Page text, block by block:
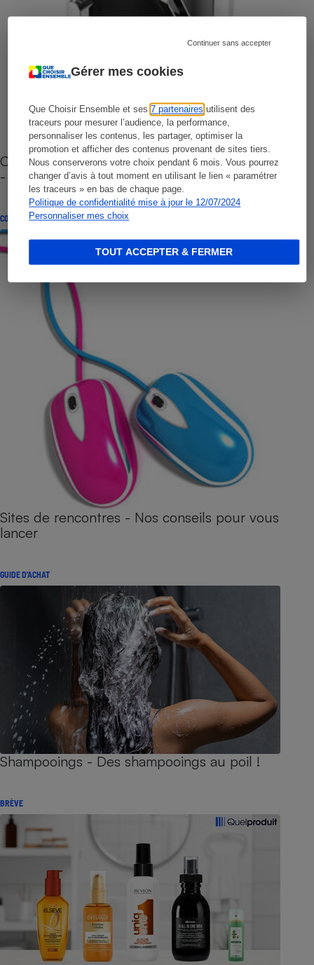
Gérer mes cookies
Que Choisir Ensemble et ses7 partenaires utilisent des
traceurs pour mesurer l’audience, la performance,
personnaliser les contenus, les partager, optimiser la
promotion et afficher des contenus provenant de sites tiers.
Nous conserverons votre choix pendant 6 mois. Vous pourrez
changer d’avis à tout moment en utilisant le lien « paramétrer
les traceurs » en bas de chaque page.
Politique de confidentialité mise à jour le 12/07/2024
Personnaliser mes choix
Continuer sans accepter
TOUT ACCEPTER & FERMER
Cafetière à capsules zéro déchet CoffeeB (vidéo)
- Premières impressions
CONSEILS
Sites de rencontres - Nos conseils pour vous
lancer
GUIDE D'ACHAT
Shampooings - Des shampooings au poil !
BRÈVE